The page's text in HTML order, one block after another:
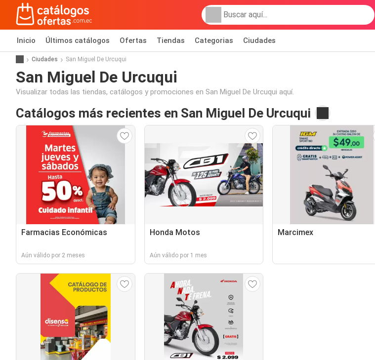
Inicio Últimos catálogos Ofertas Tiendas Categorias Ciudades
Ciudades San Miguel De Urcuqui
San Miguel De Urcuqui
Visualizar todas las tiendas, catálogos y promociones en San Miguel De Urcuqui aquí.
Catálogos más recientes en San Miguel De Urcuqui
Farmacias Económicas
Aún válido por 2 meses
Honda Motos
Aún válido por 1 mes
Marcimex